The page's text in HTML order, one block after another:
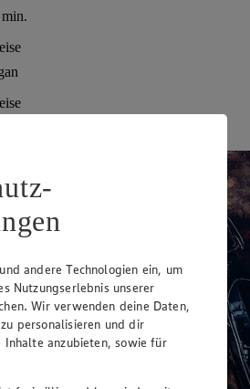
andere Technologien ein, um
Nutzungserlebnis unserer
Wir verwenden deine Daten,
personalisieren und dir
Inhalte anzubieten, sowie für